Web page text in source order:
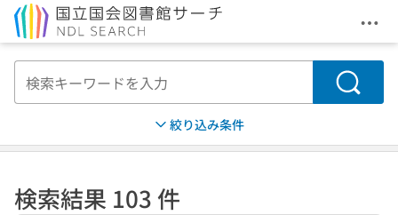
メ
検索
絞り込み条件
検索結果 103 件